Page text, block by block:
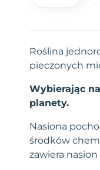
Roślina
pieczonych
Wybierając
planety.
Nasiona
środków
zawiera nasion